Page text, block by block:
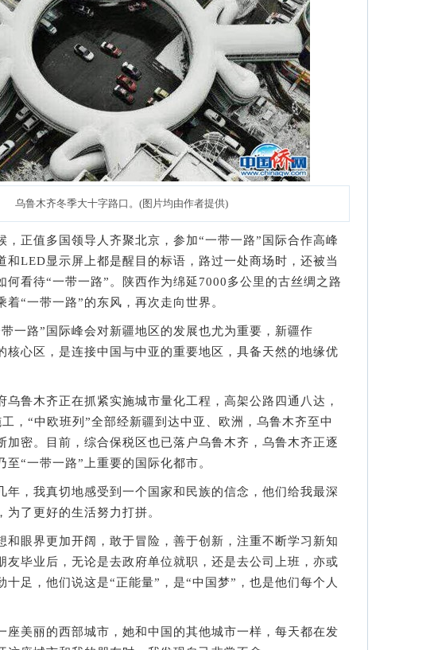
乌鲁木齐冬季大十字路口。(图片均由作者提供)
正值多国领导人齐聚北京，参加“一带一路”国际合作高峰
和LED显示屏上都是醒目的标语，路过一处商场时，还被当
何看待“一带一路”。陕西作为绵延7000多公里的古丝绸之路
着“一带一路”的东风，再次走向世界。
路”国际峰会对新疆地区的发展也尤为重要，新疆作
核心区，是连接中国与中亚的重要地区，具备天然的地缘优
鲁木齐正在抓紧实施城市量化工程，高架公路四通八达，
，“中欧班列”全部经新疆到达中亚、欧洲，乌鲁木齐至中
加密。目前，综合保税区也已落户乌鲁木齐，乌鲁木齐正逐
至“一带一路”上重要的国际化都市。
，我真切地感受到一个国家和民族的信念，他们给我最深
为了更好的生活努力打拼。
眼界更加开阔，敢于冒险，善于创新，注重不断学习新知
友毕业后，无论是去政府单位就职，还是去公司上班，亦或
十足，他们说这是“正能量”，是“中国梦”，也是他们每个人
美丽的西部城市，她和中国的其他城市一样，每天都在发